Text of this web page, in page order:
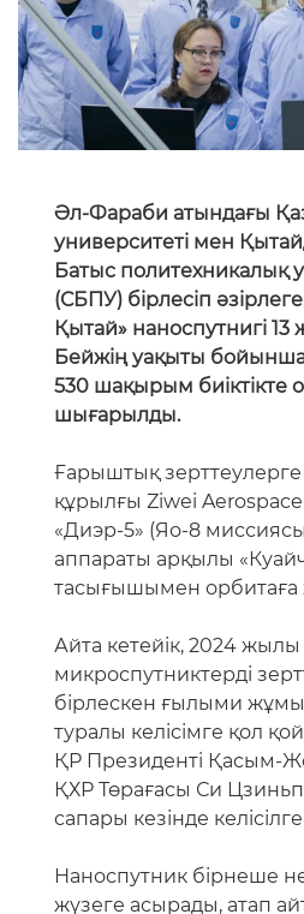
Әл-Фараби атындағы
университеті мен
Батыс политехникалық
(СБПУ) бірлесіп
Қытай» наноспутнигі 13
Бейжің уақыты бойынша
530 шақырым биіктікте
шығарылды.
Ғарыштық
құрылғы Ziwei
«Диэр-5» (Яо-8
аппараты арқылы
тасығышымен орбитаға
Айта кетейік, 2024
микроспутниктерді
бірлескен ғылыми
туралы келісімге қол
ҚР Президенті Қасым-
ҚХР Төрағасы Си
сапары кезінде
Наноспутник бірнеше
жүзеге асырады, атап